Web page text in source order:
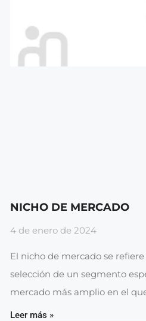
NICHO DE MERCADO
4 de enero de 2024
El nicho de mercado se
selección de un segmento
mercado más amplio en el
Leer más »